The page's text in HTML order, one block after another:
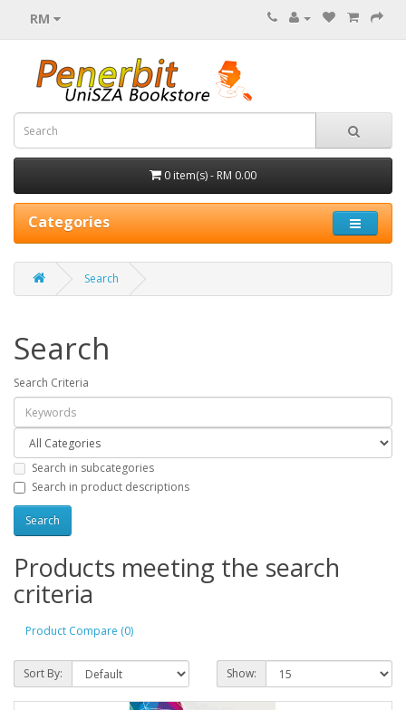
RM
0 item(s) - RM 0.00
Categories
Search
Search
Search Criteria
Search in subcategories
Search in product descriptions
Products meeting the search
criteria
Product Compare (0)
Sort By: Show: